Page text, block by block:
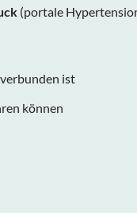
(portale
ist
können